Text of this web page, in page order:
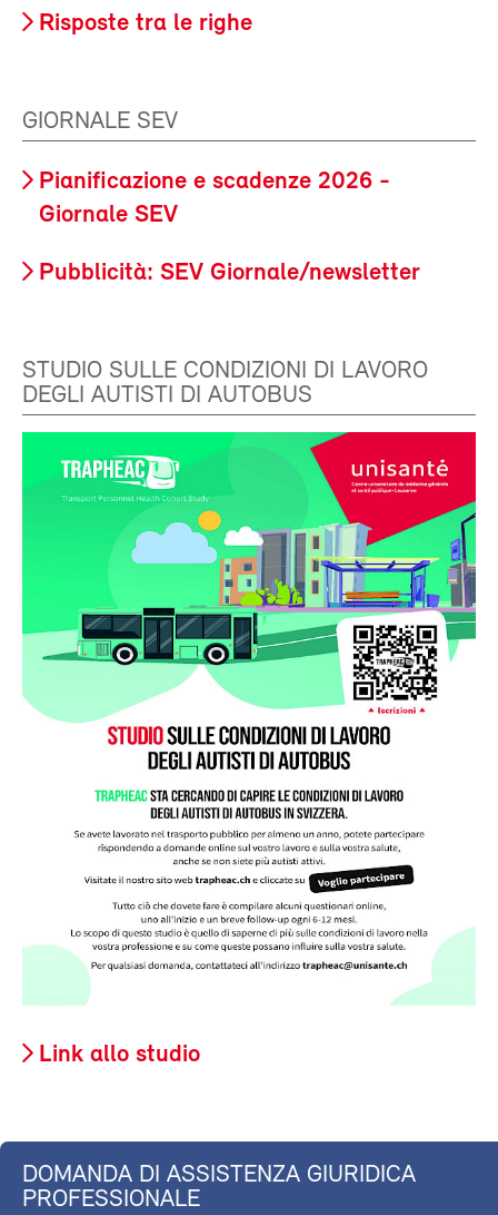
Risposte tra le righe
GIORNALE SEV
Pianificazione e scadenze 2026 -
Giornale SEV
Pubblicità: SEV Giornale/newsletter
STUDIO SULLE CONDIZIONI DI LAVORO
DEGLI AUTISTI DI AUTOBUS
Link allo studio
DOMANDA DI ASSISTENZA GIURIDICA
PROFESSIONALE